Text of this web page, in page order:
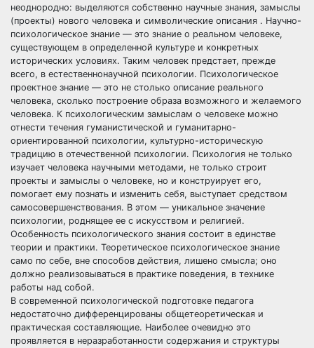
неоднородно: выделяются собственно научные знания, замыслы
(проекты) нового человека и символические описания . Научно-
психологическое знание — это знание о реальном человеке,
существующем в определенной культуре и конкретных
исторических условиях. Таким человек предстает, прежде
всего, в естественнонаучной психологии. Психологическое
проектное знание — это не столько описание реального
человека, сколько построение образа возможного и желаемого
человека. К психологическим замыслам о человеке можно
отнести течения гуманистической и гуманитарно-
ориентированной психологии, культурно-историческую
традицию в отечественной психологии. Психология не только
изучает человека научными методами, не только строит
проекты и замыслы о человеке, но и конструирует его,
помогает ему познать и изменить себя, выступает средством
самосовершенствования. В этом — уникальное значение
психологии, роднящее ее с искусством и религией.
Особенность психологического знания состоит в единстве
теории и практики. Теоретическое психологическое знание
само по себе, вне способов действия, лишено смысла; оно
должно реализовываться в практике поведения, в технике
работы над собой.
В современной психологической подготовке педагога
недостаточно дифференцированы общетеоретическая и
практическая составляющие. Наиболее очевидно это
проявляется в неразработанности содержания и структуры